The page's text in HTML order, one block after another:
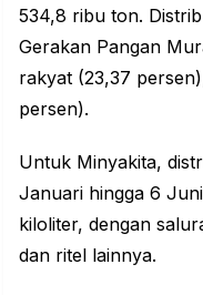
534,8 ribu ton.
Gerakan Pangan
rakyat (23,37
persen).
Untuk Minyakita,
Januari hingga 6
kiloliter, dengan
dan ritel lainnya.